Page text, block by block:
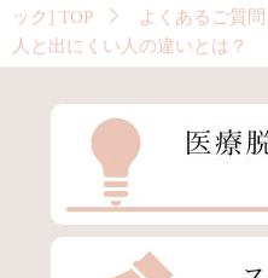
ック] TOP よくあるご質問
人と出にくい人の違いとは？